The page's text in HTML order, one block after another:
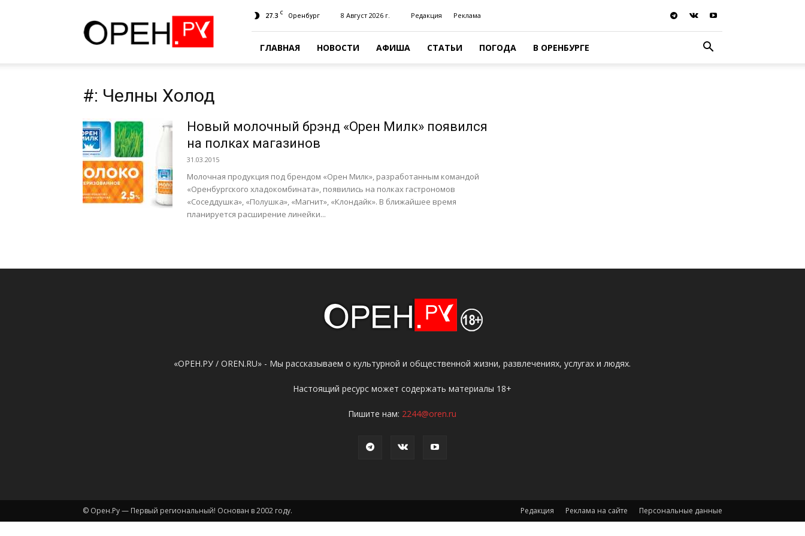
27.3 C Оренбург 8 Август 2026 г. Редакция Реклама
ГЛАВНАЯ НОВОСТИ АФИША СТАТЬИ ПОГОДА В ОРЕНБУРГЕ
#: Челны Холод
Новый молочный брэнд «Орен Милк» появился
на полках магазинов
31.03.2015
Молочная продукция под брендом «Орен Милк», разработанным командой
«Оренбургского хладокомбината», появились на полках гастрономов
«Соседдушка», «Полушка», «Магнит», «Клондайк». В ближайшее время
планируется расширение линейки...
«ОРЕН.РУ / OREN.RU» - Мы рассказываем о культурной и общественной жизни, развлечениях, услугах и людях.
Настоящий ресурс может содержать материалы 18+
Пишите нам: 2244@oren.ru
Редакция Реклама на сайте Персональные данные
© Орен.Ру — Первый региональный! Основан в 2002 году.